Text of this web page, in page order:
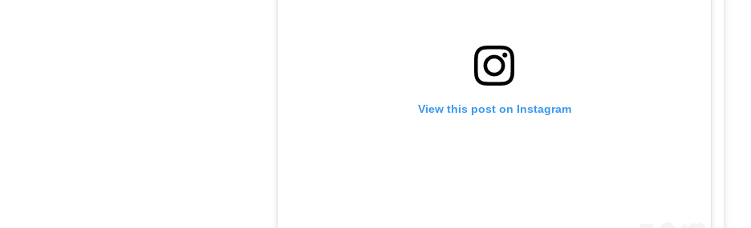
View this post on Instagram